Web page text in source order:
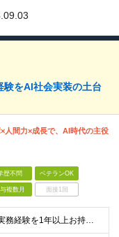
験をAI社会実装の土台
人間力×成長で、AI時代の主役
歴不問 ベテランOK
複数月 面接1回
■学歴不問 ■IT業界での実務経験を1年以上お持ちの方 ★経験した業務範囲／使用言語などの開発環境／前職での雇用形態は一切不問です！ 【設立4年目で440名に拡大中！】 年齢・経験も多様なメンバーが